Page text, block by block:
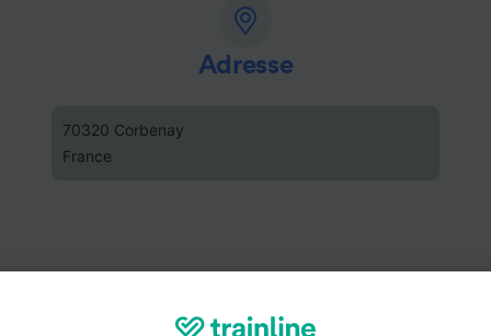
Adresse
70320 Corbenay
France